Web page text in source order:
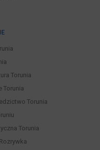
Torunia
Torunia
Torunia
Torunia